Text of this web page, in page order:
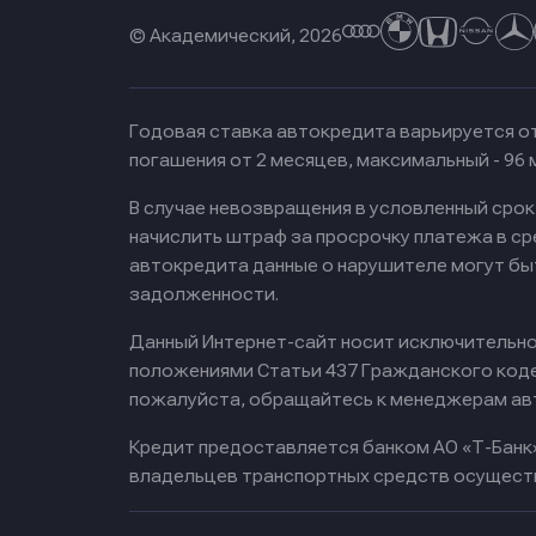
© Академический, 2026
Годовая ставка автокредита варьируется
погашения от 2 месяцев, максимальный -
В случае невозвращения в условленный
начислить штраф за просрочку платежа в
автокредита данные о нарушителе могут
задолженности.
Данный Интернет-сайт носит
положениями Статьи 437 Гражданского
пожалуйста, обращайтесь к менеджерам
Кредит предоставляется банком АО «Т-
владельцев транспортных средств